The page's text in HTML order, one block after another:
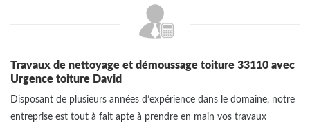
Travaux de nettoyage et démoussage toiture 33110 avec
Urgence toiture David
Disposant de plusieurs années d’expérience dans le domaine, notre
entreprise est tout à fait apte à prendre en main vos travaux